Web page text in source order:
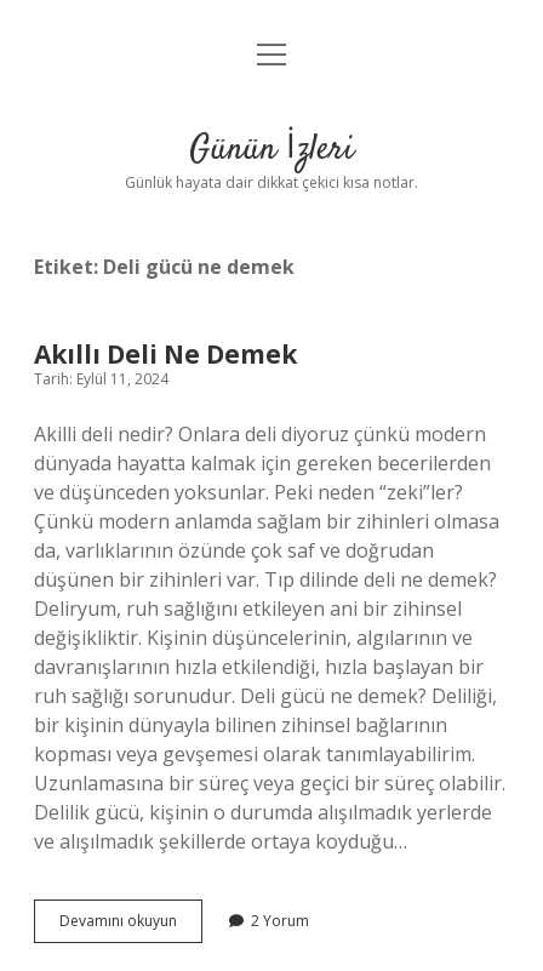
Anasayfa
Yasal Uyarı
menüyü
Günün İzleri
Günlük hayata dair dikkat çekici kısa notlar.
Etiket: Deli gücü ne demek
Akıllı Deli Ne Demek
Tarih: Eylül 11, 2024
Akilli deli nedir? Onlara deli diyoruz çünkü modern
dünyada hayatta kalmak için gereken becerilerden
ve düşünceden yoksunlar. Peki neden “zeki”ler?
Çünkü modern anlamda sağlam bir zihinleri olmasa
da, varlıklarının özünde çok saf ve doğrudan
düşünen bir zihinleri var. Tıp dilinde deli ne demek?
Deliryum, ruh sağlığını etkileyen ani bir zihinsel
değişikliktir. Kişinin düşüncelerinin, algılarının ve
davranışlarının hızla etkilendiği, hızla başlayan bir
ruh sağlığı sorunudur. Deli gücü ne demek? Deliliği,
bir kişinin dünyayla bilinen zihinsel bağlarının
kopması veya gevşemesi olarak tanımlayabilirim.
Uzunlamasına bir süreç veya geçici bir süreç olabilir.
Delilik gücü, kişinin o durumda alışılmadık yerlerde
ve alışılmadık şekillerde ortaya koyduğu…
Devamını okuyun
Deli
2 Yorum